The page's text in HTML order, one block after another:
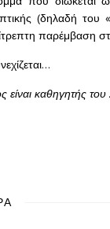
(δηλαδή του
παρέμβαση
είναι καθηγητής